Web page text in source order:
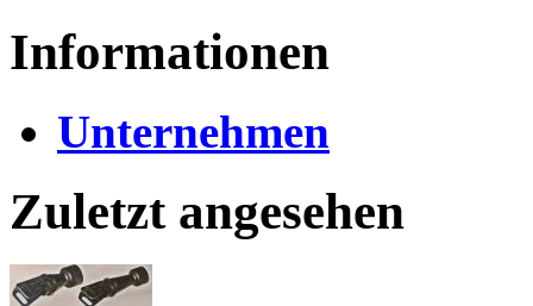
Informationen
Unternehmen
Zuletzt angesehen